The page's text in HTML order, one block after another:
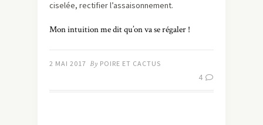
ciselée, rectifier l’assaisonnement.
Mon intuition me dit qu’on va se régaler !
2 MAI 2017 By POIRE ET CACTUS
4